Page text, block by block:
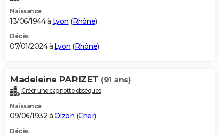
Naissance
13/06/1944 à Lyon (Rhône)
Décès
07/01/2024 à Lyon (Rhône)
Madeleine PARIZET (91 ans)
Créer une cagnotte obsèques
Naissance
09/06/1932 à Oizon (Cher)
Décès